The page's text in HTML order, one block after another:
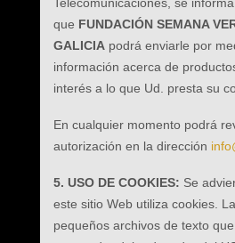
que FUNDACIÓN SEMANA
GALICIA podrá enviarle por
información acerca de
interés a lo que Ud. presta su
En cualquier momento podrá
autorización en la dirección
5. USO DE COOKIES: Se
este sitio Web utiliza cookies.
pequeños archivos de texto